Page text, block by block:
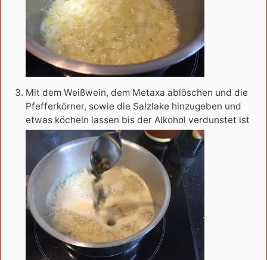
Mit dem Weißwein, dem Metaxa ablöschen und die
Pfefferkörner, sowie die Salzlake hinzugeben und
etwas köcheln lassen bis der Alkohol verdunstet ist